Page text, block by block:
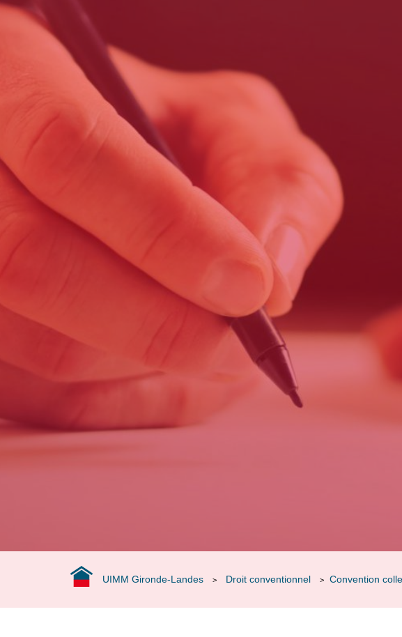
UIMM Gironde-Landes > Droit conventionnel > Convention